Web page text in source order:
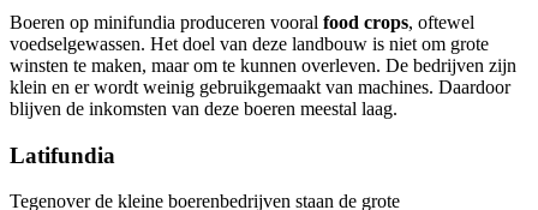
Boeren op minifundia produceren vooral food crops, oftewel
voedselgewassen. Het doel van deze landbouw is niet om grote
winsten te maken, maar om te kunnen overleven. De bedrijven zijn
klein en er wordt weinig gebruikgemaakt van machines. Daardoor
blijven de inkomsten van deze boeren meestal laag.
Latifundia
Tegenover de kleine boerenbedrijven staan de grote